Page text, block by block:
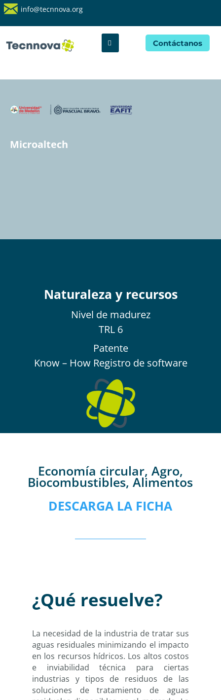
info@tecnnova.org
Contáctanos
Microaltech
Naturaleza y recursos
Nivel de madurez
TRL 6
Patente
Know – How Registro de software
Economía circular, Agro,
Biocombustibles, Alimentos
DESCARGA LA FICHA
¿Qué resuelve?
La necesidad de la industria de tratar sus
aguas residuales minimizando el impacto
en los recursos hídricos. Los altos costos
e inviabilidad técnica para ciertas
industrias y tipos de residuos de las
soluciones de tratamiento de aguas